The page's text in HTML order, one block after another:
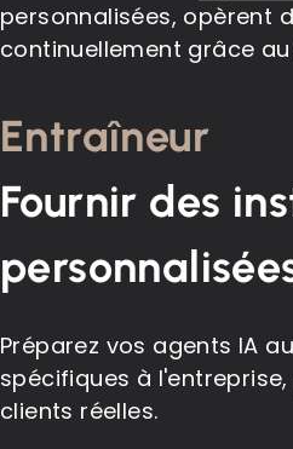
personnalisées, opèrent
continuellement grâce
Entraîneur
Fournir des
Préparez vos agents IA
spécifiques à l'entreprise,
clients réelles.